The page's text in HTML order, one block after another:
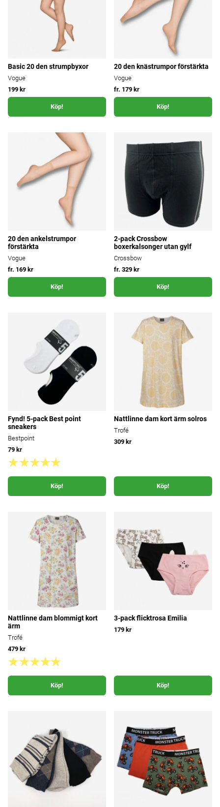
Basic 20 den strumpbyxor
Vogue
199 kr
Köp!
20 den knästrumpor förstärkta
Vogue
fr. 179 kr
Köp!
20 den ankelstrumpor
förstärkta
Vogue
fr. 169 kr
Köp!
2-pack Crossbow
boxerkalsonger utan gylf
Crossbow
fr. 329 kr
Köp!
Fynd! 5-pack Best point
sneakers
Bestpoint
79 kr
Köp!
Nattlinne dam kort ärm solros
Trofé
309 kr
Köp!
Nattlinne dam blommigt kort
ärm
Trofé
479 kr
Köp!
3-pack flicktrosa Emilia
179 kr
Köp!